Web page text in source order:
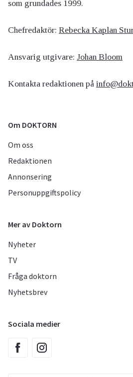
som grundades 1999.
Chefredaktör: Rebecka Kaplan
Ansvarig utgivare: Johan Bloom
Kontakta redaktionen på
Om DOKTORN
Om oss
Redaktionen
Annonsering
Personuppgiftspolicy
Mer av Doktorn
Nyheter
TV
Fråga doktorn
Nyhetsbrev
Sociala medier